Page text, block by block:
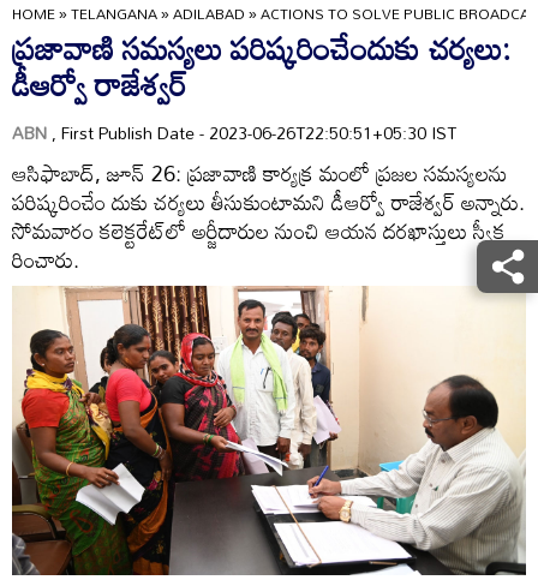
HOME»TELANGANA»ADILABAD»ACTIONS TO SOLVE PUBLIC
ప్రజావాణి సమస్యలు పరిష్కరించేందుకు చర్యలు:
డీఆర్వో రాజేశ్వర్‌
ABN, First Publish Date - 2023-06-26T22:50:51+05:30 IST
ఆసిఫాబాద్‌, జూన్‌ 26: ప్రజావాణి కార్యక్ర మంలో ప్రజల సమస్యలను
పరిష్కరించేం దుకు చర్యలు తీసుకుంటామని డీఆర్వో రాజేశ్వర్‌ అన్నారు.
సోమవారం కలెక్టరేట్‌లో అర్జీదారుల నుంచి ఆయన దరఖాస్తులు స్వీక
రించారు.